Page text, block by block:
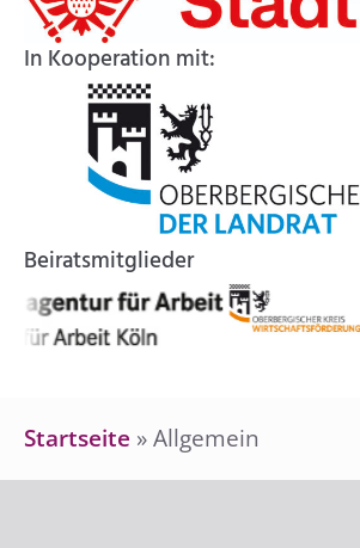
In Kooperation mit:
Beiratsmitglieder
Startseite »Allgemein